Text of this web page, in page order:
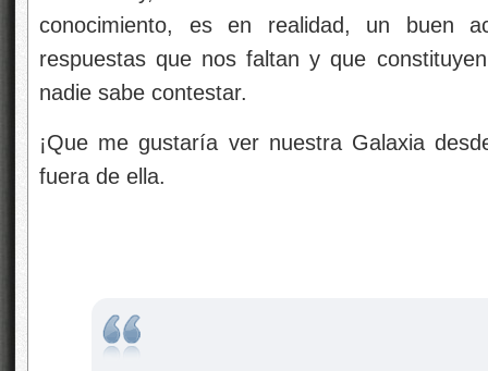
conocimiento, es en realidad, un buen
respuestas que nos faltan y que
nadie sabe contestar.
¡Que me gustaría ver nuestra Galaxia
fuera de ella.